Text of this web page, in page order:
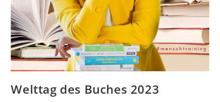
Welttag des Buches 2023